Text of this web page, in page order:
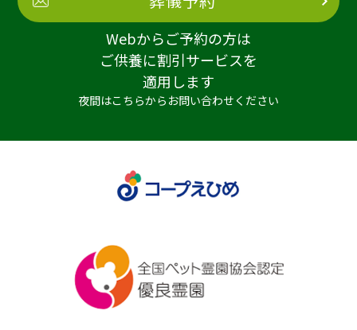
Webからご予約の方は
ご供養に割引サービスを
適用します
夜間はこちらからお問い合わせください